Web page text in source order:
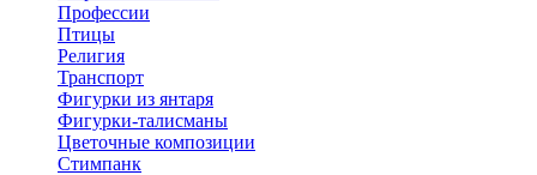
Профессии
Птицы
Религия
Транспорт
Фигурки из янтаря
Фигурки-талисманы
Цветочные композиции
Стимпанк